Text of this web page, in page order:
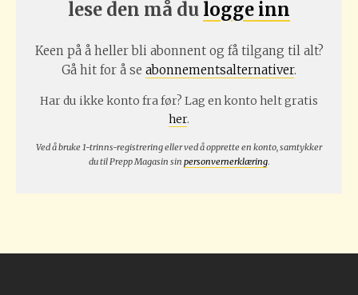
lese den må du logge inn
Keen på å heller bli abonnent og få tilgang til alt?
Gå hit for å se abonnementsalternativer.
Har du ikke konto fra før? Lag en konto helt gratis
her.
Ved å bruke 1-trinns-registrering eller ved å opprette en konto, samtykker
du til Prepp Magasin sin personvernerklæring.